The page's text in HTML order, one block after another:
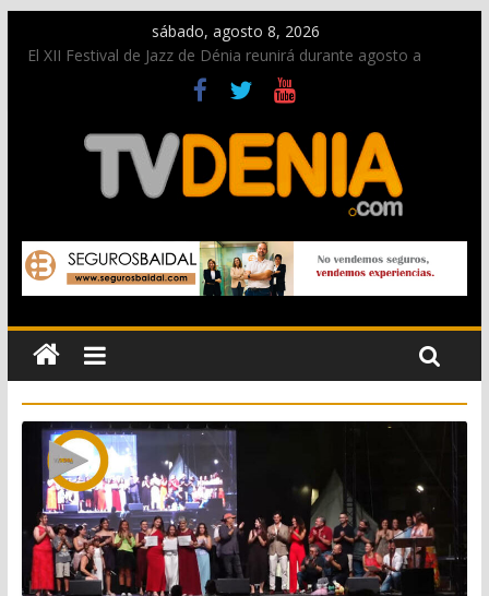
sábado, agosto 8, 2026
El XII Festival de Jazz de Dénia reunirá durante agosto a
figuras nacionales e internacionales en los Jardins de
Una nueva oportunidad para donar sangre en Cruz Roja
El bando moro protagonista en la Segunda Entraeta Festera
Paco Adsuar dona al Arxiu de Dénia más de 50.000 imágenes
La Entraeta Festera llena de ambiente la calle Marqués de
Campo con la recepción a la Capitanía Cristiana